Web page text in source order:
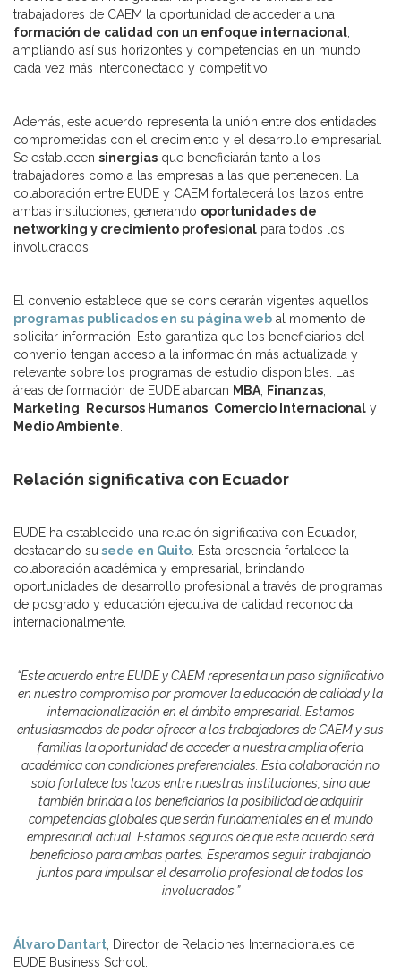
trabajadores de CAEM la oportunidad de acceder a una
formación de calidad con un enfoque internacional
ampliando así sus horizontes y competencias en un mundo
cada vez más interconectado y competitivo.
Además, este acuerdo representa la unión entre dos entidades
comprometidas con el crecimiento y el desarrollo empresarial.
Se establecen sinergias que beneficiarán tanto a los
trabajadores como a las empresas a las que pertenecen. La
colaboración entre EUDE y CAEM fortalecerá los lazos entre
ambas instituciones, generando oportunidades de
networking y crecimiento profesional para todos los
involucrados.
El convenio establece que se considerarán vigentes aquellos
programas publicados en su página web al momento de
solicitar información. Esto garantiza que los beneficiarios del
convenio tengan acceso a la información más actualizada y
relevante sobre los programas de estudio disponibles. Las
áreas de formación de EUDE abarcan MBA Finanzas
Marketing
Recursos Humanos Comercio Internacional y
Medio Ambiente
Relación significativa con Ecuador
EUDE ha establecido una relación significativa con Ecuador,
destacando su sede en Quito . Esta presencia fortalece la
colaboración académica y empresarial, brindando
oportunidades de desarrollo profesional a través de programas
de posgrado y educación ejecutiva de calidad reconocida
internacionalmente.
“Este acuerdo entre EUDE y CAEM representa un paso significativo
en nuestro compromiso por promover la educación de calidad y la
internacionalización en el ámbito empresarial. Estamos
entusiasmados de poder ofrecer a los trabajadores de CAEM y sus
familias la oportunidad de acceder a nuestra amplia oferta
académica con condiciones preferenciales. Esta colaboración no
solo fortalece los lazos entre nuestras instituciones, sino que
también brinda a los beneficiarios la posibilidad de adquirir
competencias globales que serán fundamentales en el mundo
empresarial actual. Estamos seguros de que este acuerdo será
beneficioso para ambas partes. Esperamos seguir trabajando
juntos para impulsar el desarrollo profesional de todos los
involucrados.”
Álvaro Dantart , Director de Relaciones Internacionales de
EUDE Business School.